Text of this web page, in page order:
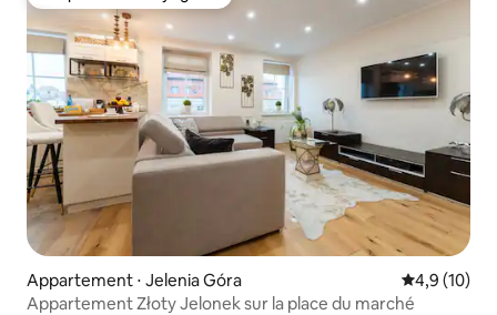
Appartement ⋅ Jelenia Góra Évaluation
4,9 (10)
Appartement Złoty Jelonek sur la place du marché